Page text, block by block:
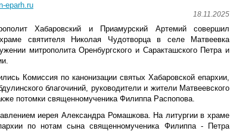
eparh.ru
18.11.2025
Хабаровский и Приамурский Артемий совершил
святителя Николая Чудотворца в селе Матвеевка
митрополита Оренбургского и Саракташского Петра и
Комиссия по канонизации святых Хабаровской епархии,
благочиний, руководители и жители Матвеевского
потомки священномученика Филиппа Распопова.
иерея Александра Ромашкова. На литургии в храме
по нотам сына священномученика Филиппа - Петра